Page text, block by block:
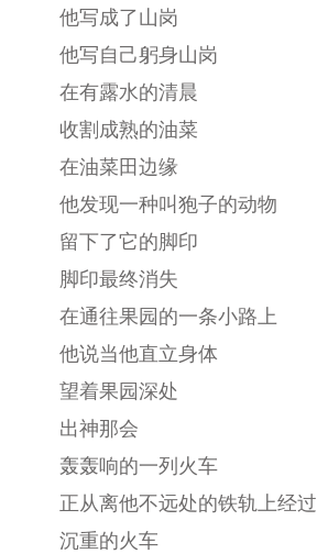
他写成了山岗
他写自己躬身山岗
在有露水的清晨
收割成熟的油菜
在油菜田边缘
他发现一种叫狍子的动物
留下了它的脚印
脚印最终消失
在通往果园的一条小路上
他说当他直立身体
望着果园深处
出神那会
轰轰响的一列火车
正从离他不远处的铁轨上经过
沉重的火车